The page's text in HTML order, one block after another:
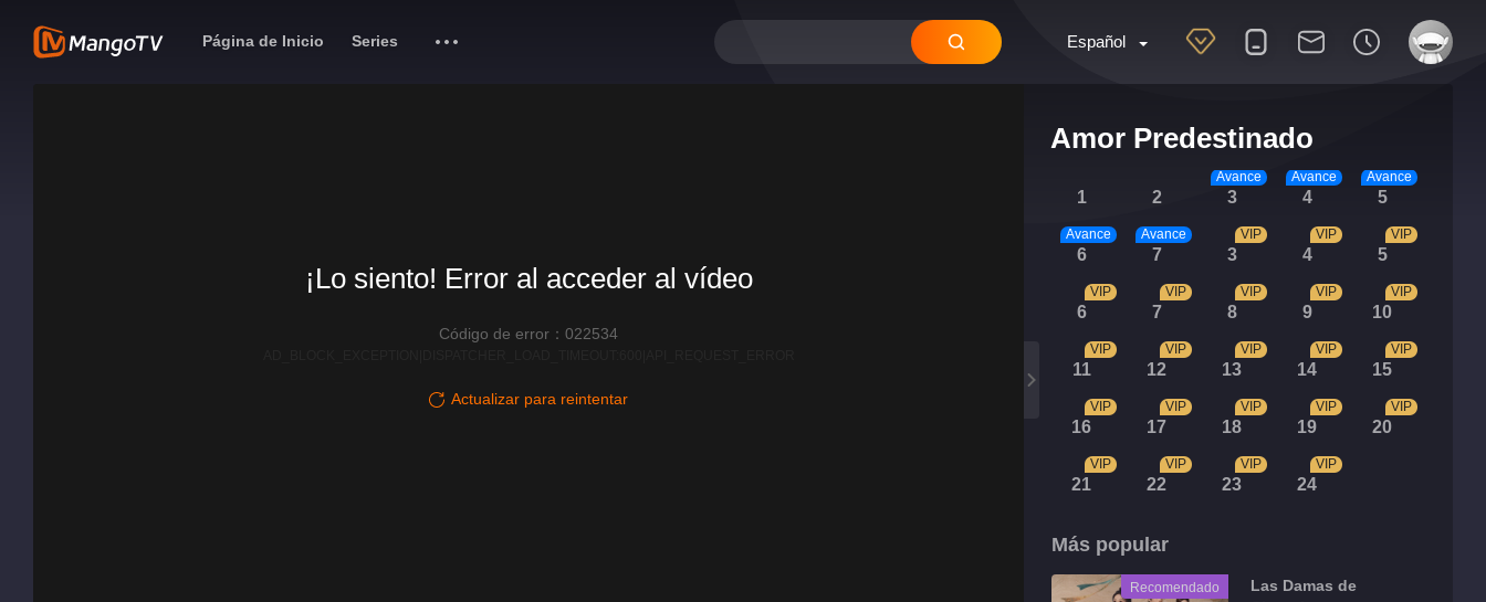
Español
Página de Inicio Series
Amor Predestinado
1 2 3
Avance
4
Avance
5
Avance
6
Avance
7
Avance
3
VIP
4
VIP
5
VIP
6
VIP
7
VIP
8
VIP
9
VIP
10
VIP
11
VIP
12
VIP
13
VIP
14
VIP
15
VIP
16
VIP
17
VIP
18
VIP
19
VIP
20
VIP
21
VIP
22
VIP
23
VIP
24
VIP
Más popular
Recomendado
Las Damas de
¡Lo siento! Error al acceder al vídeo
Código de error：022534
Actualizar para reintentar